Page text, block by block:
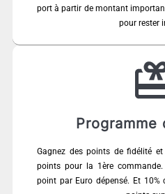
port à partir de montant
pour rester
Gagnez des points de fidélité
points pour la 1ère
point par Euro dépensé. Et